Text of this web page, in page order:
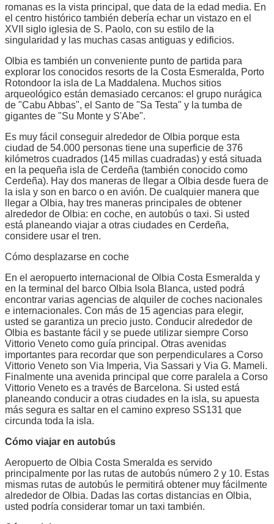
romanas es la vista principal, que data de la edad media. En
el centro histórico también debería echar un vistazo en el
XVII siglo iglesia de S. Paolo, con su estilo de la
singularidad y las muchas casas antiguas y edificios.
Olbia es también un conveniente punto de partida para
explorar los conocidos resorts de la Costa Esmeralda, Porto
Rotondoor la isla de La Maddalena. Muchos sitios
arqueológico están demasiado cercanos: el grupo nurágica
de "Cabu Abbas", el Santo de "Sa Testa" y la tumba de
gigantes de "Su Monte y S'Abe".
Es muy fácil conseguir alrededor de Olbia porque esta
ciudad de 54.000 personas tiene una superficie de 376
kilómetros cuadrados (145 millas cuadradas) y está situada
en la pequeña isla de Cerdeña (también conocido como
Cerdeña). Hay dos maneras de llegar a Olbia desde fuera de
la isla y son en barco o en avión. De cualquier manera que
llegar a Olbia, hay tres maneras principales de obtener
alrededor de Olbia: en coche, en autobús o taxi. Si usted
está planeando viajar a otras ciudades en Cerdeña,
considere usar el tren.
Cómo desplazarse en coche
En el aeropuerto internacional de Olbia Costa Esmeralda y
en la terminal del barco Olbia Isola Blanca, usted podrá
encontrar varias agencias de alquiler de coches nacionales
e internacionales. Con más de 15 agencias para elegir,
usted se garantiza un precio justo. Conducir alrededor de
Olbia es bastante fácil y se puede utilizar siempre Corso
Vittorio Veneto como guía principal. Otras avenidas
importantes para recordar que son perpendiculares a Corso
Vittorio Veneto son Via Imperia, Via Sassari y Via G. Mameli.
Finalmente una avenida principal que corre paralela a Corso
Vittorio Veneto es a través de Barcelona. Si usted está
planeando conducir a otras ciudades en la isla, su apuesta
más segura es saltar en el camino expreso SS131 que
circunda toda la isla.
Cómo viajar en autobús
Aeropuerto de Olbia Costa Smeralda es servido
principalmente por las rutas de autobús número 2 y 10. Estas
mismas rutas de autobús le permitirá obtener muy fácilmente
alrededor de Olbia. Dadas las cortas distancias en Olbia,
usted podría considerar tomar un taxi también.